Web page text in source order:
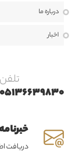
درباره ما
اخبار
انتخاب پرده تنها
تا اندازه‌گیری،
دریافت
تلفن
05136639830